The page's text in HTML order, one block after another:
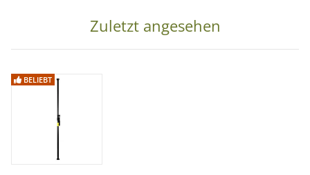
Zuletzt angesehen
BELIEBT